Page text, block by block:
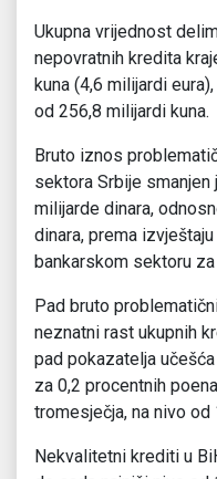
Ukupna vrijednost
nepovratnih kredita
kuna (4,6 milijardi
od 256,8 milijardi kuna.
Bruto iznos
sektora Srbije
milijarde dinara,
dinara, prema
bankarskom sektoru
Pad bruto
neznatni rast ukupnih
pad pokazatelja
za 0,2 procentnih
tromesječja, na nivo od
Nekvalitetni krediti u